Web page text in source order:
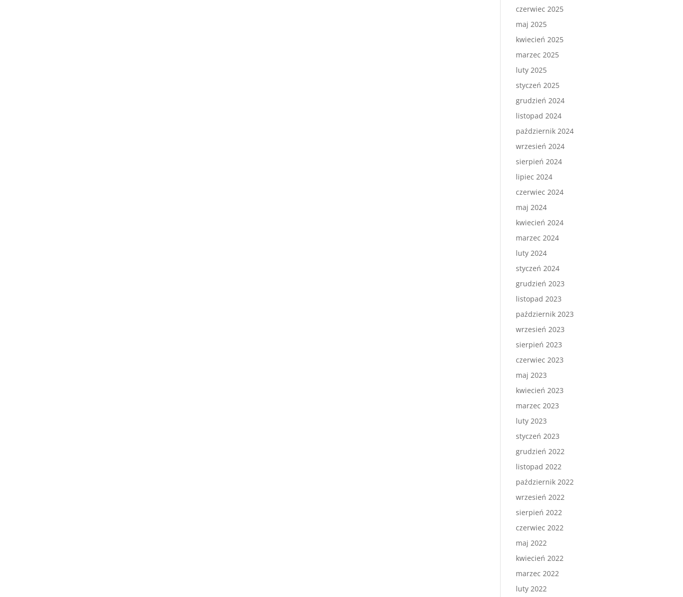
czerwiec 2025
maj 2025
kwiecień 2025
marzec 2025
luty 2025
styczeń 2025
grudzień 2024
listopad 2024
październik 2024
wrzesień 2024
sierpień 2024
lipiec 2024
czerwiec 2024
maj 2024
kwiecień 2024
marzec 2024
luty 2024
styczeń 2024
grudzień 2023
listopad 2023
październik 2023
wrzesień 2023
sierpień 2023
czerwiec 2023
maj 2023
kwiecień 2023
marzec 2023
luty 2023
styczeń 2023
grudzień 2022
listopad 2022
październik 2022
wrzesień 2022
sierpień 2022
czerwiec 2022
maj 2022
kwiecień 2022
marzec 2022
luty 2022